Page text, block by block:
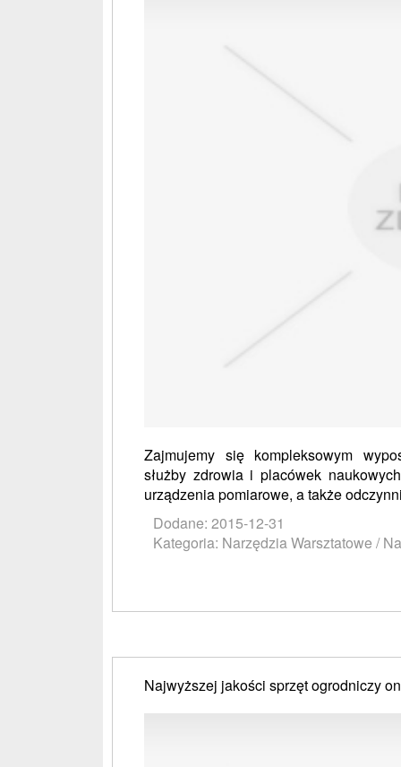
Zajmujemy się kompleksowym
służby zdrowia i placówek
urządzenia pomiarowe, a także
Dodane: 2015-12-31
Kategoria: Narzędzia Warsztatowe /
Najwyższej jakości sprzęt ogrodniczy